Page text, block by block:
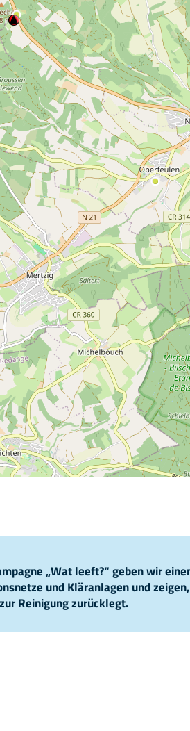
„Wat leeft?“ geben wir
und Kläranlagen und
Reinigung zurücklegt.